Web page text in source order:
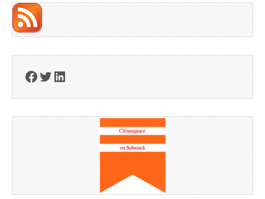
Facebook
Twitter
LinkedIn